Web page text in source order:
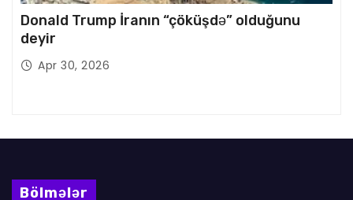
Donald Trump İranın “çöküşdə” olduğunu
deyir
Apr 30, 2026
Bölmələr